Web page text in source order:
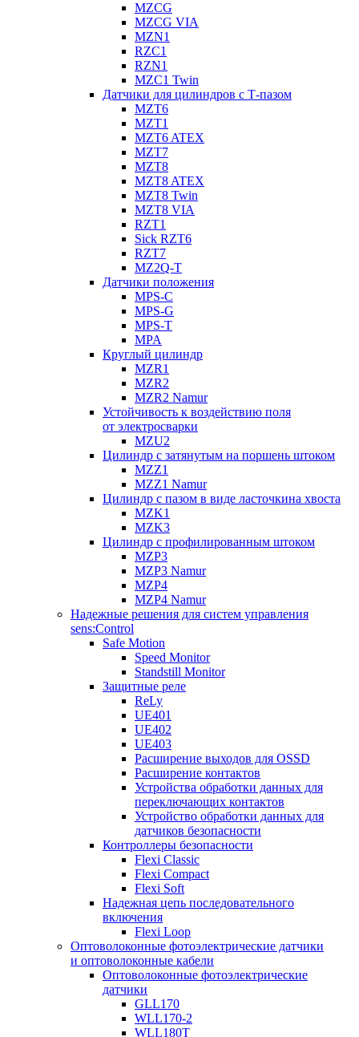
MZCG
MZCG VIA
MZN1
RZC1
RZN1
MZC1 Twin
Датчики для цилиндров с Т-пазом
MZT6
MZT1
MZT6 ATEX
MZT7
MZT8
MZT8 ATEX
MZT8 Twin
MZT8 VIA
RZT1
Sick RZT6
RZT7
MZ2Q-T
Датчики положения
MPS-C
MPS-G
MPS-T
MPA
Круглый цилиндр
MZR1
MZR2
MZR2 Namur
Устойчивость к воздействию поля
от электросварки
MZU2
Цилиндр с затянутым на поршень штоком
MZZ1
MZZ1 Namur
Цилиндр с пазом в виде ласточкина хвоста
MZK1
MZK3
Цилиндр с профилированным штоком
MZP3
MZP3 Namur
MZP4
MZP4 Namur
Надежные решения для систем управления
sens:Control
Safe Motion
Speed Monitor
Standstill Monitor
Защитные реле
ReLy
UE401
UE402
UE403
Расширение выходов для OSSD
Расширение контактов
Устройства обработки данных для
переключающих контактов
Устройство обработки данных для
датчиков безопасности
Контроллеры безопасности
Flexi Classic
Flexi Compact
Flexi Soft
Надежная цепь последовательного
включения
Flexi Loop
Оптоволоконные фотоэлектрические датчики
и оптоволоконные кабели
Оптоволоконные фотоэлектрические
датчики
GLL170
WLL170-2
WLL180T